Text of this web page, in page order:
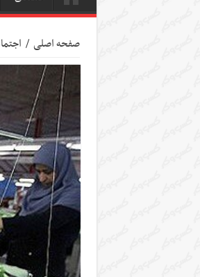
صفحه اصلی /